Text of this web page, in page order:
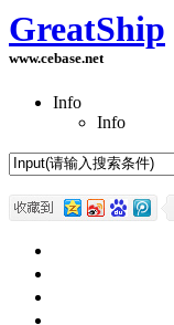
GreatShip
www.cebase.net
Info
Info